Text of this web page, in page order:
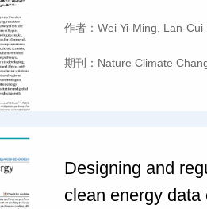
Jon Sampedro, Xin-Yang Jiang,
作者： Wei Yi-Ming, Lan-
期刊： Nature Climate
Designing and
clean energy data